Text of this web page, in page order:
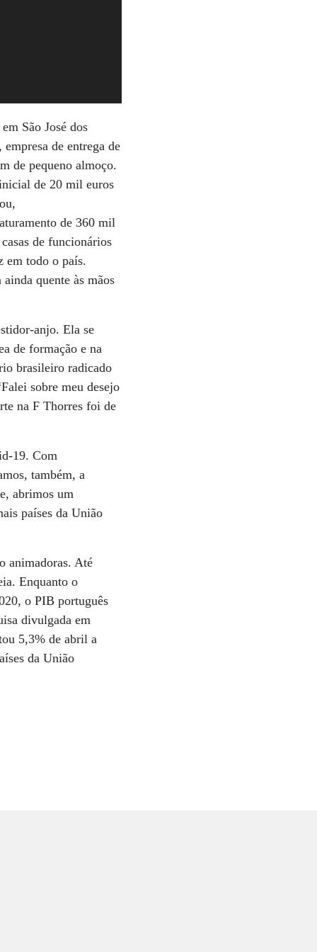
São José dos
de entrega de
de pequeno almoço.
de 20 mil euros
de 360 mil
de funcionários
em todo o país.
quente às mãos
anjo. Ela se
de formação e na
brasileiro radicado
sobre meu desejo
na F Thorres foi de
19. Com
também, a
abrimos um
países da União
animadoras. Até
Enquanto o
o PIB português
divulgada em
5,3% de abril a
da União